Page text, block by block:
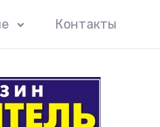
Контакты